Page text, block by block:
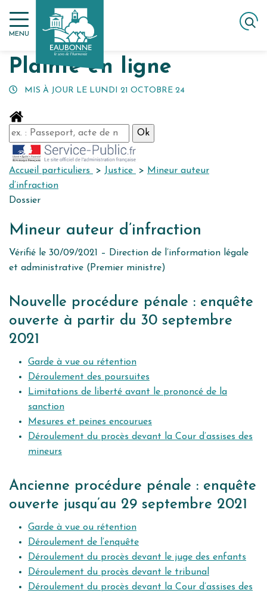
au
contenu
MENU
ACCUEIL MES DÉMARCHES PLAINTE EN LIGNE
Plainte en ligne
MIS À JOUR LE LUNDI 21 OCTOBRE 24
Accueil particuliers > Justice > Mineur auteur
d’infraction
Dossier
Mineur auteur d’infraction
Vérifié le 30/09/2021 – Direction de l’information légale
et administrative (Premier ministre)
Nouvelle procédure pénale : enquête
ouverte à partir du 30 septembre
2021
Garde à vue ou rétention
Déroulement des poursuites
Limitations de liberté avant le prononcé de la
sanction
Mesures et peines encourues
Déroulement du procès devant la Cour d’assises des
mineurs
Ancienne procédure pénale : enquête
ouverte jusqu’au 29 septembre 2021
Garde à vue ou rétention
Déroulement de l’enquête
Déroulement du procès devant le juge des enfants
Déroulement du procès devant le tribunal
Déroulement du procès devant la Cour d’assises des